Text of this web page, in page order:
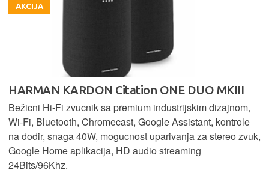
AKCIJA
HARMAN KARDON Citation ONE DUO MKIII
Bežicni Hi-Fi zvucnik sa premium industrijskim dizajnom,
Wi-Fi, Bluetooth, Chromecast, Google Assistant, kontrole
na dodir, snaga 40W, mogucnost uparivanja za stereo zvuk,
Google Home aplikacija, HD audio streaming
24Bits/96Khz.